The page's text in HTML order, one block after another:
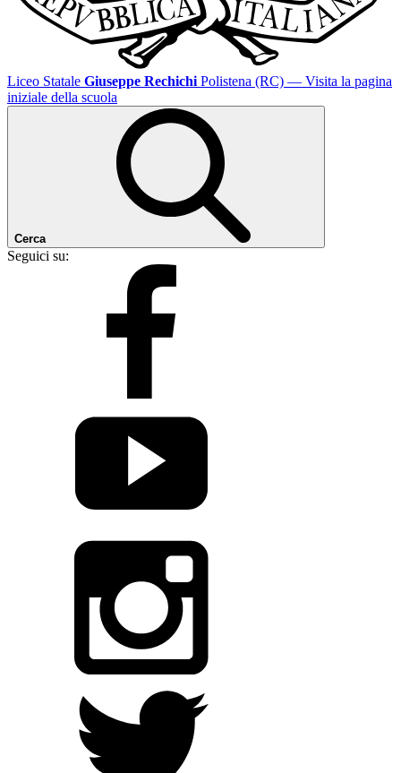
Liceo Statale Giuseppe Rechichi Polistena (RC) — Visita la pagina
iniziale della scuola
Cerca
Seguici su: